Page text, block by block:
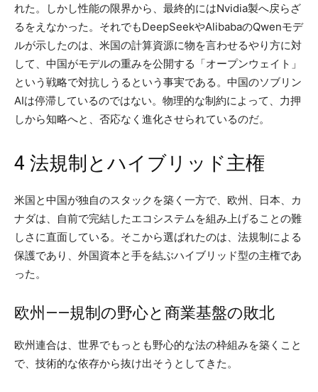
れた。しかし性能の限界から、最終的にはNvidia製へ戻らざ
るをえなかった。それでもDeepSeekやAlibabaのQwenモデ
ルが示したのは、米国の計算資源に物を言わせるやり方に対
して、中国がモデルの重みを公開する「オープンウェイト」
という戦略で対抗しうるという事実である。中国のソブリン
AIは停滞しているのではない。物理的な制約によって、力押
しから知略へと、否応なく進化させられているのだ。
4 法規制とハイブリッド主権
米国と中国が独自のスタックを築く一方で、欧州、日本、カ
ナダは、自前で完結したエコシステムを組み上げることの難
しさに直面している。そこから選ばれたのは、法規制による
保護であり、外国資本と手を結ぶハイブリッド型の主権であ
った。
欧州——規制の野心と商業基盤の敗北
欧州連合は、世界でもっとも野心的な法の枠組みを築くこと
で、技術的な依存から抜け出そうとしてきた。